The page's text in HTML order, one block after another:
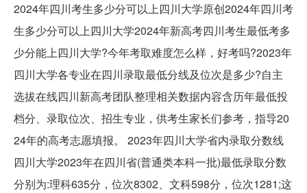
2024年四川考生多少分可以上四川大学原创2024年四川考
生多少分可以上四川大学2024年新高考四川考生最低考多
少分能上四川大学?今年考取难度怎么样，好考吗?2023年
四川大学各专业在四川录取最低分线及位次是多少?自主
选拔在线四川新高考团队整理相关数据内容含历年最低投
档分、录取位次、招生专业，供考生家长们参考，指导20
24年的高考志愿填报。 2023年四川大学省内录取分数线
四川大学2023年在四川省(普通类本科一批)最低录取分数
分别为:理科635分，位次8302、文科598分，位次1281;这